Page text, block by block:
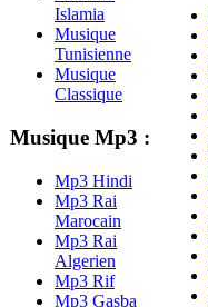
Islamia
Musique
Tunisienne
Musique
Classique
Musique Mp3 :
Mp3 Hindi
Mp3 Rai
Marocain
Mp3 Rai
Algerien
Mp3 Rif
Mp3 Gasba